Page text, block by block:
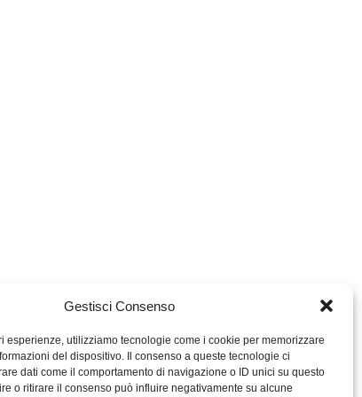
Gestisci Consenso
esperienze, utilizziamo tecnologie come i cookie per memorizzare
del dispositivo. Il consenso a queste tecnologie ci
dati come il comportamento di navigazione o ID unici su questo
o ritirare il consenso può influire negativamente su alcune